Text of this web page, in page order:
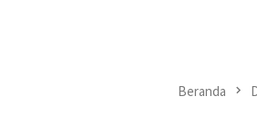
Beranda